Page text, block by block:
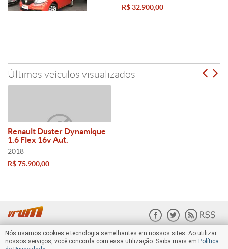
R$ 32.900,00
Últimos veículos visualizados
Renault Duster Dynamique
1.6 Flex 16v Aut.
2018
R$ 75.900,00
Nós usamos cookies e tecnologia semelhantes em nossos sites. Ao utilizar
nossos serviços, você concorda com essa utilização. Saiba mais em Política